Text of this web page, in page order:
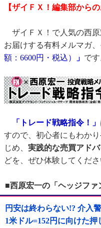
【ザイＦＸ！編集部からの
ザイＦＸ！で人気の西
お届けする有料メルマガ
額：6600円・税込）
」 です
「トレード戦略指令！」
すので、初心者にもわか
じめ、 実践的な売買アド
どを、ぜひ体験してくださ
■西原宏一の「ヘッジフ
円安は終わらない!? 介入
1米ドル=152円に向けた